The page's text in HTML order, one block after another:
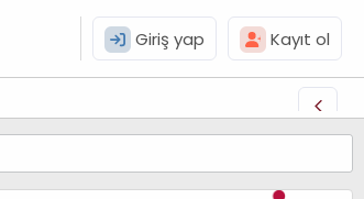
Giriş yap Kayıt ol